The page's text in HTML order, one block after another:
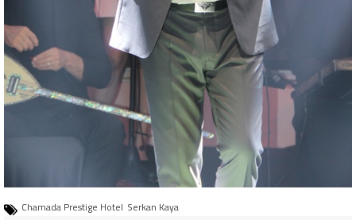
Chamada Prestige Hotel Serkan Kaya